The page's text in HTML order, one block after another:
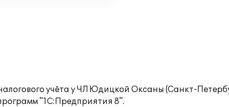
учёта у ЧЛ Юдицкой Оксаны (Санкт-
"1С:Предприятия 8".